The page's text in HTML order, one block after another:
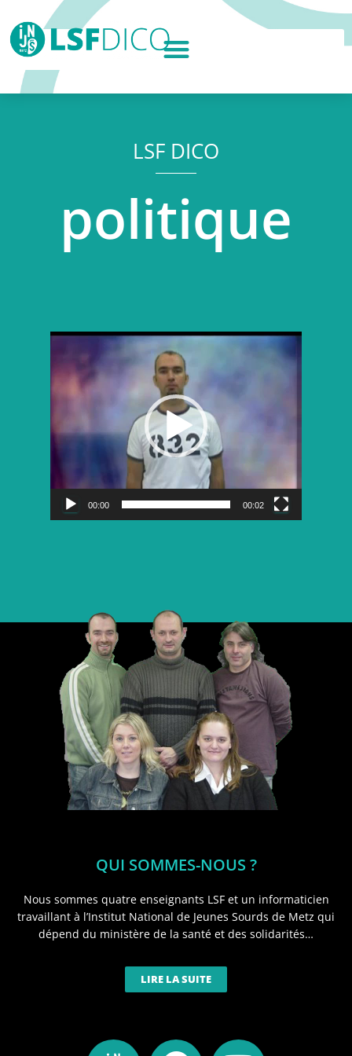
LSF DICO
politique
Lecteur
vidéo
00:00 00:02
QUI SOMMES-NOUS ?
Nous sommes quatre enseignants LSF et un informaticien
travaillant à l’Institut National de Jeunes Sourds de Metz qui
dépend du ministère de la santé et des solidarités…
LIRE LA SUITE